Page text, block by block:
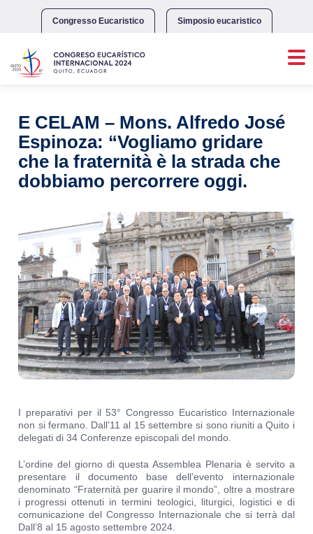
Congresso Eucaristico Simposio eucaristico
E CELAM – Mons. Alfredo José
Espinoza: “Vogliamo gridare
che la fraternità è la strada che
dobbiamo percorrere oggi.
I preparativi per il 53° Congresso Eucaristico Internazionale
non si fermano. Dall’11 al 15 settembre si sono riuniti a Quito i
delegati di 34 Conferenze episcopali del mondo.
L’ordine del giorno di questa Assemblea Plenaria è servito a
presentare il documento base dell’evento internazionale
denominato “Fraternità per guarire il mondo”, oltre a mostrare
i progressi ottenuti in termini teologici, liturgici, logistici e di
comunicazione del Congresso Internazionale che si terrà dal
Dall’8 al 15 agosto settembre 2024.